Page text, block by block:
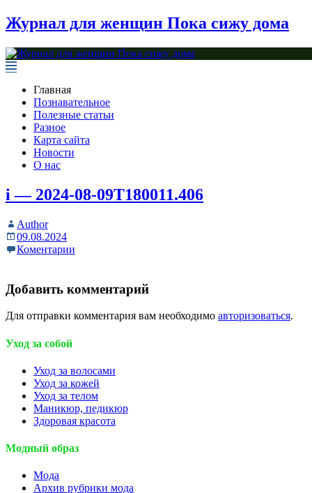
Журнал для женщин Пока сижу дома
Главная
Познавательное
Полезные статьи
Разное
Карта сайта
Новости
О нас
i — 2024-08-09T180011.406
Author
09.08.2024
Коментарии
Добавить комментарий
Для отправки комментария вам необходимо авторизоваться.
Уход за собой
Уход за волосами
Уход за кожей
Уход за телом
Маникюр, педикюр
Здоровая красота
Модный образ
Мода
Архив рубрики мода